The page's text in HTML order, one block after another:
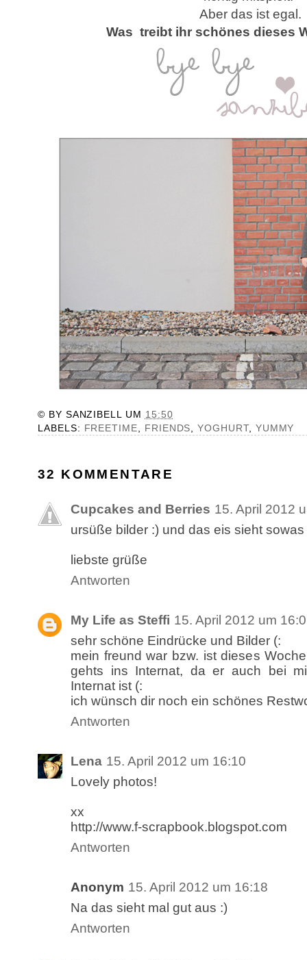
Aber das ist egal.
Was treibt ihr schönes dieses
© BY SANZIBELL UM 15:50
LABELS: FREETIME FRIENDS ,YOGHURT, YUMMY
32 KOMMENTARE
Cupcakes and Berries 15. April 2012
ursüße bilder :) und das eis sieht
liebste grüße
Antworten
My Life as Steffi 15. April 2012 um
sehr schöne Eindrücke und Bilder (:
mein freund war bzw. ist dieses
gehts ins Internat, da er auch bei
Internat ist (:
ich wünsch dir noch ein schönes
Antworten
Lena 15. April 2012 um 16:10
Lovely photos!
xx
http://www.f-scrapbook.blogspot.com
Antworten
Anonym 15. April 2012 um 16:18
Na das sieht mal gut aus :)
Antworten